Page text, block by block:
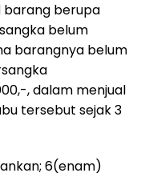
barang berupa
belum
barangnya belum
, dalam menjual
tersebut sejak 3
6(enam)